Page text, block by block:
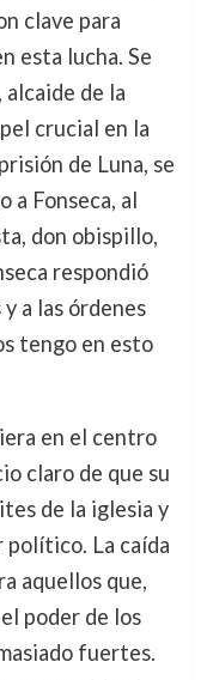
clave para
esta lucha. Se
alcaide de la
crucial en la
de Luna, se
a Fonseca, al
don obispillo,
respondió
a las órdenes
tengo en esto
en el centro
claro de que su
de la iglesia y
político. La caída
aquellos que,
poder de los
fuertes.